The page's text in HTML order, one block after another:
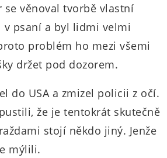
se věnoval tvorbě vlastní
v psaní a byl lidmi velmi
problém ho mezi všemi
držet pod dozorem.
do USA a zmizel policii z očí.
že je tentokrát skutečně
stojí někdo jiný. Jenže
mýlili.